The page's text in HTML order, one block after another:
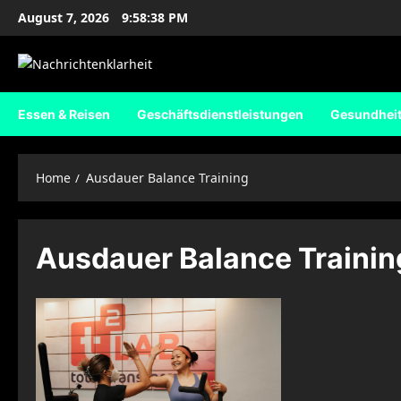
Skip
content
August 7, 2026 9:58:39 PM
Essen & Reisen Geschäftsdienstleistungen Gesundheit
Home Ausdauer Balance Training
Ausdauer Balance